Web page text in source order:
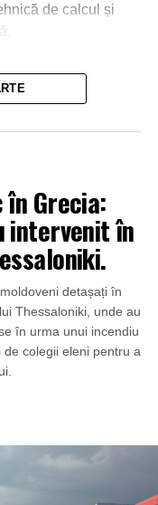
de calcul și
organizată de un
fiind deja
în Grecia:
intervenit în
detașați în
Thessaloniki, unde au
în urma unui incendiu
colegii eleni pentru a